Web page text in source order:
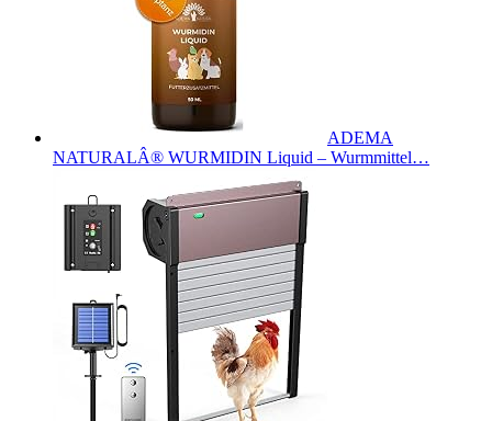
ADEMA
NATURALÂ® WURMIDIN Liquid – Wurmmittel…